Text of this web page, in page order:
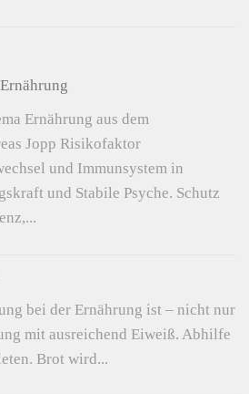
Ernährung aus dem
Jopp Risikofaktor
und Immunsystem in
und Stabile Psyche. Schutz
bei der Ernährung ist – nicht nur
mit ausreichend Eiweiß. Abhilfe
Brot wird...